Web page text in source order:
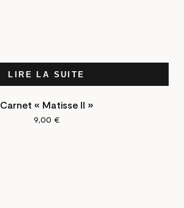
LIRE LA SUITE
Carnet « Matisse II »
9,00 €